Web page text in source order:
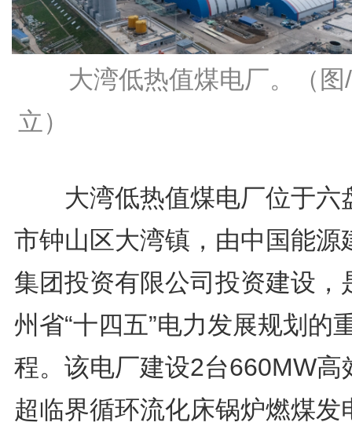
大湾低热值煤电厂。（图
立）
大湾低热值煤电厂位于六
市钟山区大湾镇，由中国能源
集团投资有限公司投资建设，
州省“十四五”电力发展规划的
程。该电厂建设2台660MW高
超临界循环流化床锅炉燃煤发